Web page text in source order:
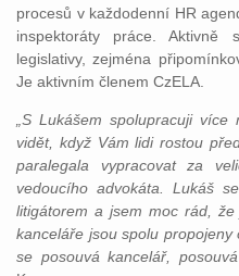
procesů v každodenní HR
inspektoráty práce. Aktivně
legislativy, zejména
Je aktivním členem CzELA.
S Lukášem spolupracuji
vidět, když Vám lidi rostou
paralegala vypracovat za
vedoucího advokáta. Lukáš
litigátorem a jsem moc rád,
kanceláře jsou spolu
se posouvá kancelář,